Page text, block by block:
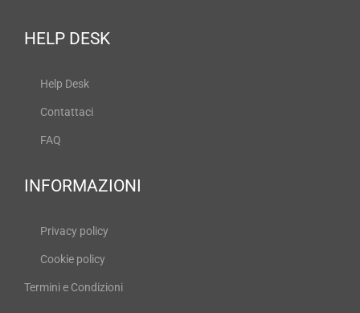
HELP DESK
Help Desk
Contattaci
FAQ
INFORMAZIONI
Privacy policy
Cookie policy
Termini e Condizioni